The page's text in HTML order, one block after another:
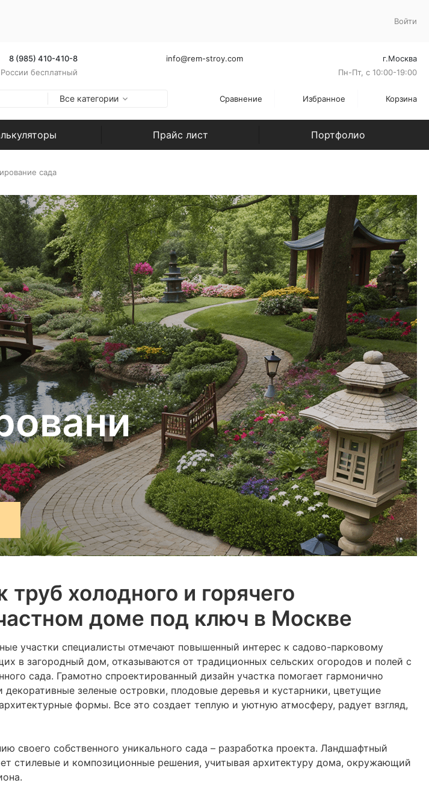
Войти
8 (985) 410-410-8
бесплатный
info@rem-stroy.com
г.Москва
Пн-Пт, с 10:00-19:00
Все категории Сравнение Избранное Корзина
Прайс лист Портфолио
сада
холодного и горячего
доме под ключ в Москве
участки специалисты отмечают повышенный интерес к садово-парковому
в загородный дом, отказываются от традиционных сельских огородов и полей с
сада. Грамотно спроектированный дизайн участка помогает гармонично
зеленые островки, плодовые деревья и кустарники, цветущие
формы. Все это создает теплую и уютную атмосферу, радует взгляд,
своего собственного уникального сада – разработка проекта. Ландшафтный
стилевые и композиционные решения, учитывая архитектуру дома, окружающий